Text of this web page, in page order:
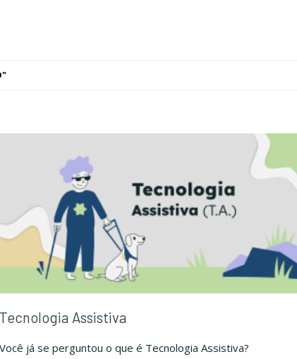
Tecnologia Assistiva
Você já se perguntou o que é Tecnologia Assistiva?